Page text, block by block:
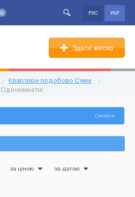
0 РУС УКР
Здати житло
/ Квартири подобово Суми
/
Однокімнатні
Скинути
за ціною за датою